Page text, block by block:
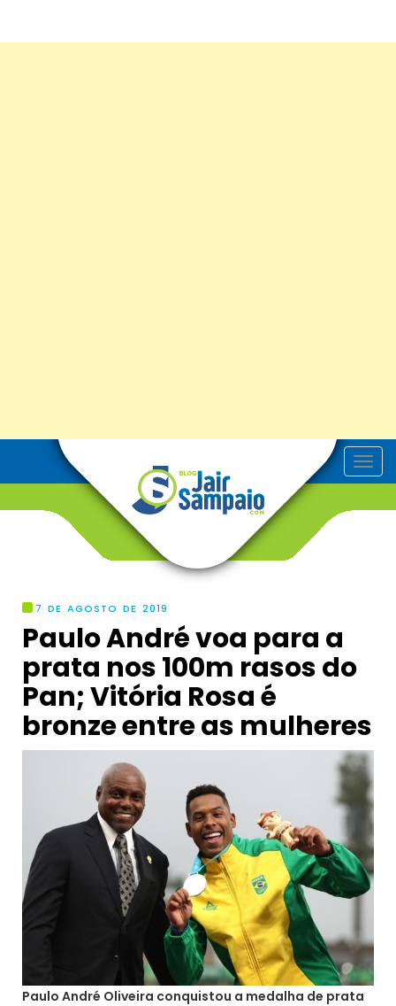
T
o
7 DE AGOSTO DE 2019
Paulo André voa para a
prata nos 100m rasos do
Pan; Vitória Rosa é
bronze entre as mulheres
Paulo André Oliveira conquistou a medalha de prata